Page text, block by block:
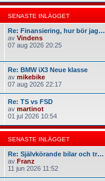
SENASTE INLÄGGET
Re: Finansiering, hur bör jag…
av Vindens
07 aug 2026 20:25
Re: BMW iX3 Neue klasse
av mikebike
07 aug 2026 22:17
Re: TS vs FSD
av martinot
01 jul 2026 10:54
SENASTE INLÄGGET
Re: Självkörande bilar och tr…
av Franz
11 jun 2026 11:52